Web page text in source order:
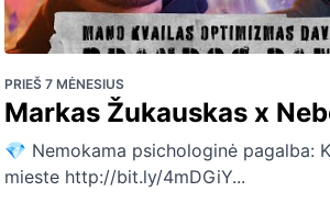
PRIEŠ 7 MĖNESIUS
Markas Žukauskas x
💎 Nemokama psichologinė pagalba:
mieste http://bit.ly/4mDGiY...